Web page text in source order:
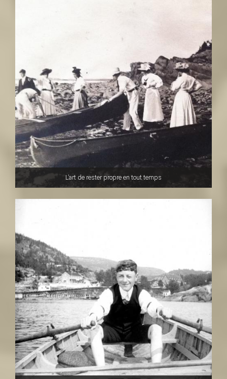
L’art de rester propre en tout temps